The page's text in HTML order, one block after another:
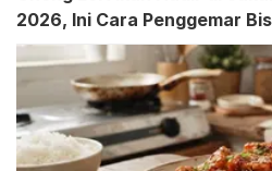
2026, Ini Cara Penggemar